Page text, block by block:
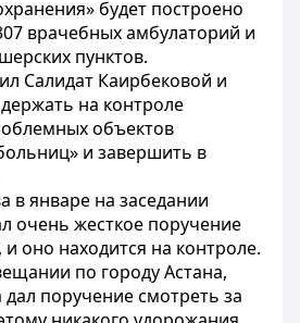
будет построено
врачебных амбулаторий и
пунктов.
Салидат Каирбековой и
на контроле
объектов
и завершить в
в январе на заседании
очень жесткое поручение
оно находится на контроле.
по городу Астана,
дал поручение смотреть за